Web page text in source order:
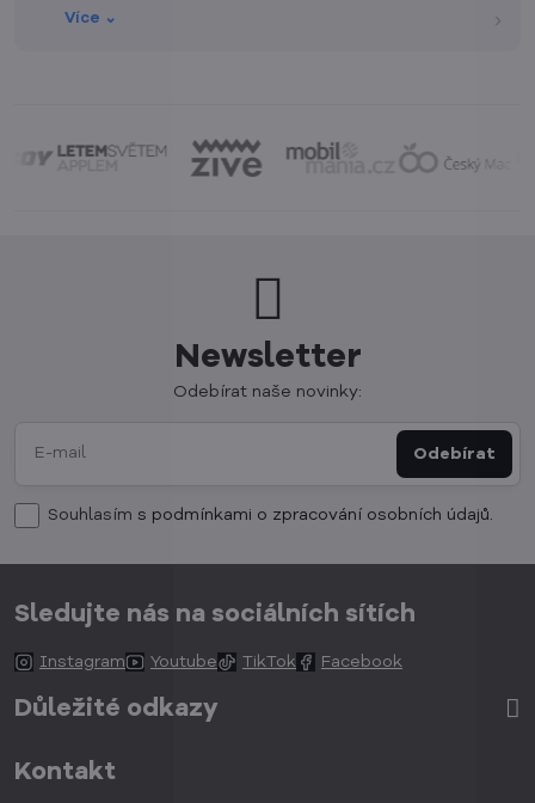
Oceňuji i dlouhý (2 m) kabel a snadnou manipulaci.
Více ⌄ ›
Newsletter
Odebírat naše novinky:
Odebírat
Souhlasím s podmínkami o zpracování osobních údajů.
Sledujte nás na sociálních sítích
Instagram Youtube TikTok Facebook
Důležité odkazy
Kontakt